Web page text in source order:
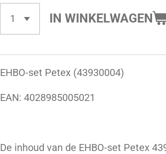
IN WINKELWAGEN
EHBO-set Petex (43930004)
EAN: 4028985005021
De inhoud van de EHBO-set Petex